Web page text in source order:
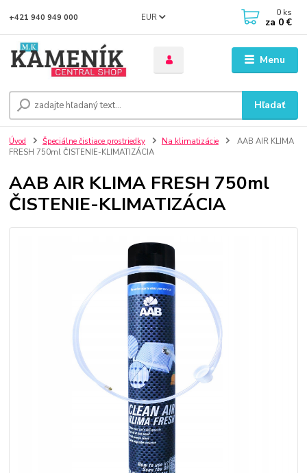
Menu
EUR
Hľadať
+421 940 949 000 0 ks
za 0 €
Úvod Špeciálne čistiace prostriedky Na klimatizácie
AAB AIR KLIMA
FRESH 750ml ČISTENIE-KLIMATIZÁCIA
AAB AIR KLIMA FRESH 750ml
ČISTENIE-KLIMATIZÁCIA